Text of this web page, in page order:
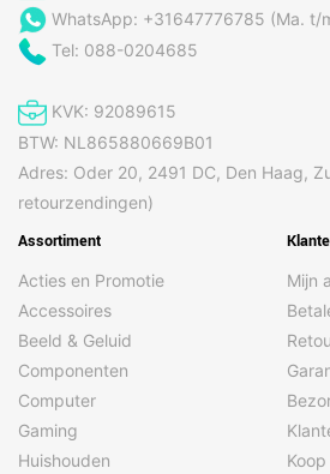
WhatsApp: +31647776785 (Ma. t/
Tel: 088-0204685
KVK: 92089615
BTW: NL865880669B01
Adres: Oder 20, 2491 DC, Den Haag,
retourzendingen)
Assortiment
Acties en Promotie
Accessoires
Beeld & Geluid
Componenten
Computer
Gaming
Huishouden
Mijn